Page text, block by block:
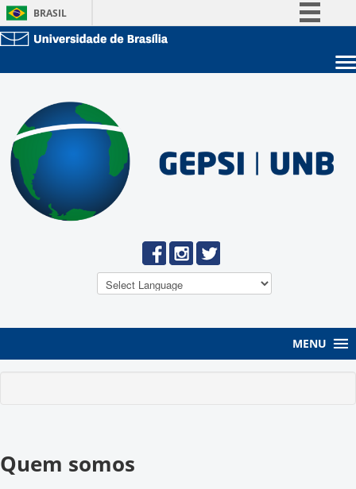
BRASIL
Administração
Servidor
MENU
Quem somos